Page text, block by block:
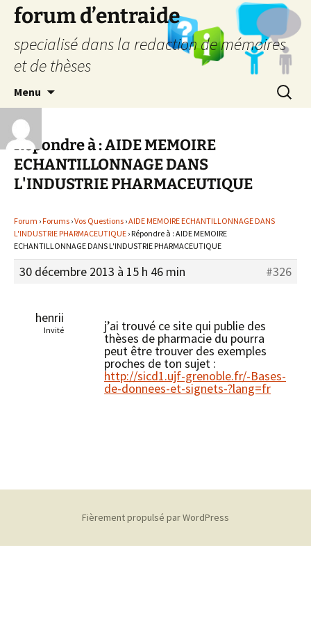
forum d’entraide
specialisé dans la redaction de mémoires
et de thèses
Menu
Répondre à : AIDE MEMOIRE
ECHANTILLONNAGE DANS
L'INDUSTRIE PHARMACEUTIQUE
Forum ›Forums ›Vos Questions ›AIDE MEMOIRE ECHANTILLONNAGE DANS
L'INDUSTRIE PHARMACEUTIQUE › Répondre à : AIDE MEMOIRE
ECHANTILLONNAGE DANS L'INDUSTRIE PHARMACEUTIQUE
30 décembre 2013 à 15 h 46 min #326
henrii
Invité j’ai trouvé ce site qui publie des
thèses de pharmacie du pourra
peut être trouver des exemples
proches de ton sujet :
http://sicd1.ujf-grenoble.fr/-Bases-
de-donnees-et-signets-?lang=fr
Fièrement propulsé par WordPress